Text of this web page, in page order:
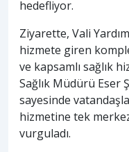
hedefliyor.
Ziyarette, Vali
hizmete giren
ve kapsamlı sağlık
Sağlık Müdürü Eser
sayesinde
hizmetine tek
vurguladı.